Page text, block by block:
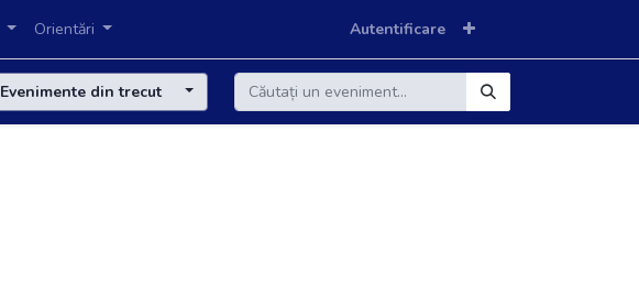
Orientări Autentificare
Evenimente din trecut